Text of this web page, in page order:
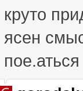
круто
ясен